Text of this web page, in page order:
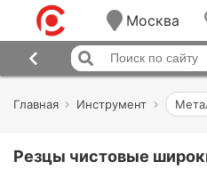
Москва
Главная Инструмент
Резцы чистовые